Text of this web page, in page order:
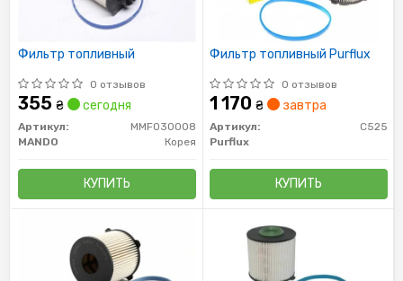
Фильтр топливный
0 отзывов
355 ₴ сегодня
Артикул:
MMF030008
MANDO
Корея
КУПИТЬ
Фильтр топливный Purflux
0 отзывов
1 170 ₴ завтра
Артикул:
C525
Purflux
КУПИТЬ